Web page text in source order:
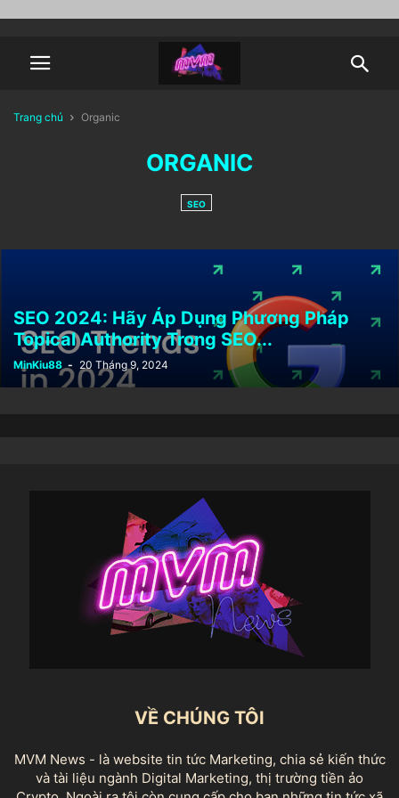
Trang chủ Organic
ORGANIC
SEO
SEO 2024: Hãy Áp Dụng Phương Pháp
Topical Authority Trong SEO...
MinKiu88 - 20 Tháng 9, 2024
VỀ CHÚNG TÔI
MVM News - là website tin tức Marketing, chia sẻ kiến thức
và tài liệu ngành Digital Marketing, thị trường tiền ảo